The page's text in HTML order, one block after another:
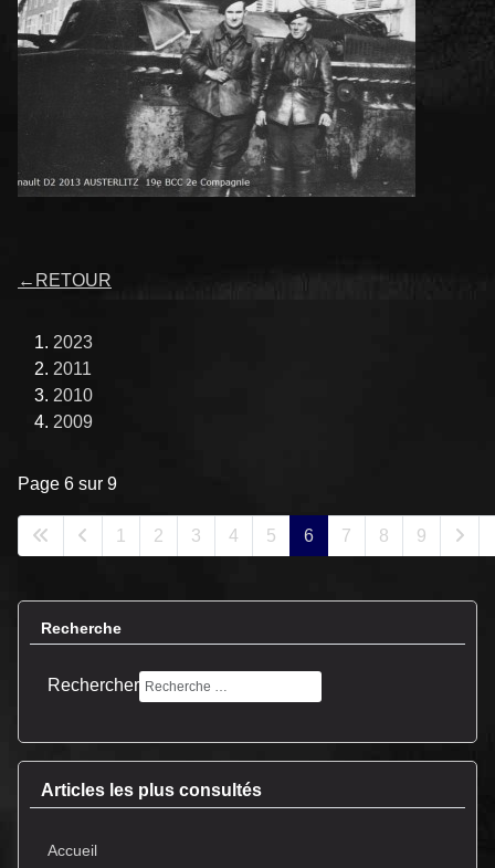
← RETOUR
2023
2011
2010
2009
Page 6 sur 9
1 2 3 4 5 6 7 8 9
Recherche
Rechercher
Articles les plus consultés
Accueil